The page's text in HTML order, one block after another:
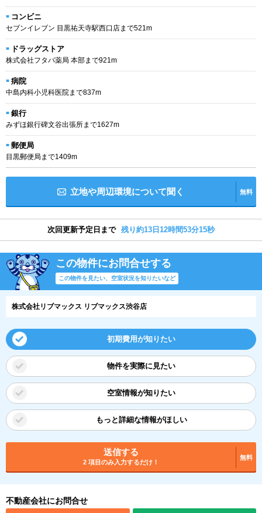
コンビニ
セブンイレブン 目黒祐天寺駅西口店まで521m
ドラッグストア
株式会社フタバ薬局 本部まで921m
病院
中島内科小児科医院まで837m
銀行
みずほ銀行碑文谷出張所まで1627m
郵便局
目黒郵便局まで1409m
立地や周辺環境について聞く 無料
次回更新予定日まで 残り約13日12時間53分14秒
この物件にお問合せする
この物件を見たい、空室状況を知りたいなど
株式会社リブマックス リブマックス渋谷店
初期費用が知りたい
物件を実際に見たい
空室情報が知りたい
もっと詳細な情報がほしい
送信する
2 項目のみ入力するだけ！
無料
不動産会社にお問合せ